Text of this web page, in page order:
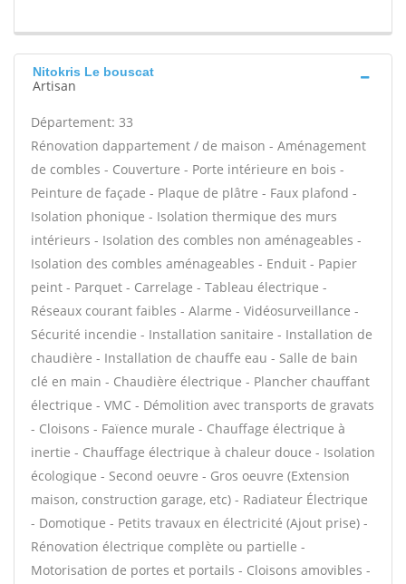
Nitokris Le bouscat
Artisan
Département: 33
Rénovation dappartement / de maison - Aménagement
de combles - Couverture - Porte intérieure en bois -
Peinture de façade - Plaque de plâtre - Faux plafond -
Isolation phonique - Isolation thermique des murs
intérieurs - Isolation des combles non aménageables -
Isolation des combles aménageables - Enduit - Papier
peint - Parquet - Carrelage - Tableau électrique -
Réseaux courant faibles - Alarme - Vidéosurveillance -
Sécurité incendie - Installation sanitaire - Installation de
chaudière - Installation de chauffe eau - Salle de bain
clé en main - Chaudière électrique - Plancher chauffant
électrique - VMC - Démolition avec transports de gravats
- Cloisons - Faïence murale - Chauffage électrique à
inertie - Chauffage électrique à chaleur douce - Isolation
écologique - Second oeuvre - Gros oeuvre (Extension
maison, construction garage, etc) - Radiateur Électrique
- Domotique - Petits travaux en électricité (Ajout prise) -
Rénovation électrique complète ou partielle -
Motorisation de portes et portails - Cloisons amovibles -